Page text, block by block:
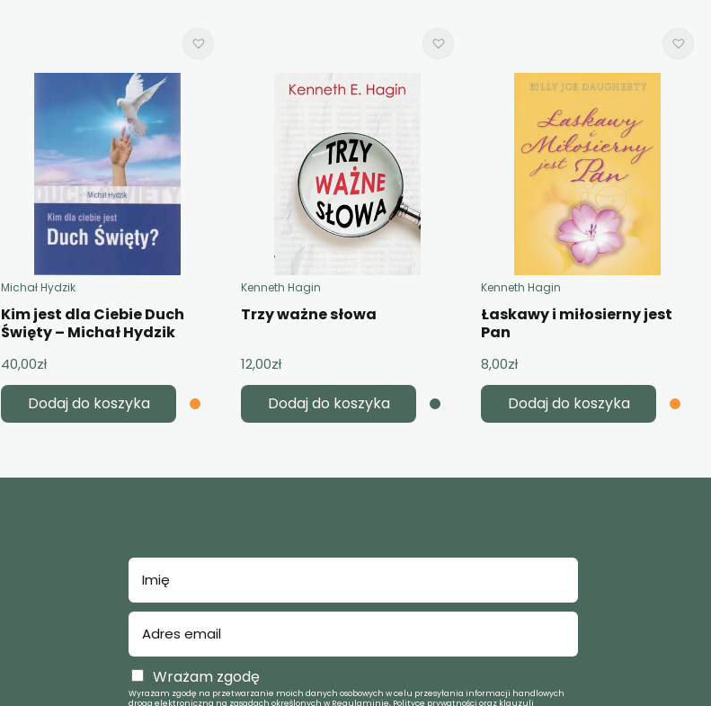
Michał Hydzik
Kim jest dla Ciebie Duch
Święty – Michał Hydzik
40,00zł
Dodaj do koszyka
Kenneth Hagin
Trzy ważne słowa
12,00zł
Dodaj do koszyka
Kenneth Hagin
Łaskawy i miłosierny jest
Pan
8,00zł
Dodaj do koszyka
Wrażam zgodę
Wyrażam zgodę na przetwarzanie moich danych osobowych w celu przesyłania informacji handlowych
drogą elektroniczną na zasadach określonych w Regulaminie, Polityce prywatności oraz klauzuli